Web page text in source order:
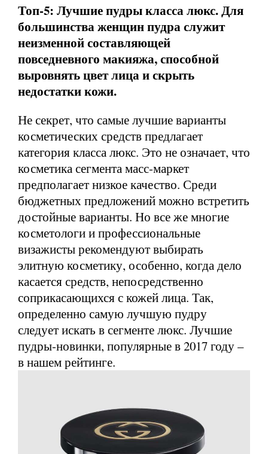
Топ-5: Лучшие пудры класса люкс. Для
большинства женщин пудра служит
неизменной составляющей
повседневного макияжа, способной
выровнять цвет лица и скрыть
недостатки кожи.
Не секрет, что самые лучшие варианты
косметических средств предлагает
категория класса люкс. Это не означает, что
косметика сегмента масс-маркет
предполагает низкое качество. Среди
бюджетных предложений можно встретить
достойные варианты. Но все же многие
косметологи и профессиональные
визажисты рекомендуют выбирать
элитную косметику, особенно, когда дело
касается средств, непосредственно
соприкасающихся с кожей лица. Так,
определенно самую лучшую пудру
следует искать в сегменте люкс. Лучшие
пудры-новинки, популярные в 2017 году –
в нашем рейтинге.